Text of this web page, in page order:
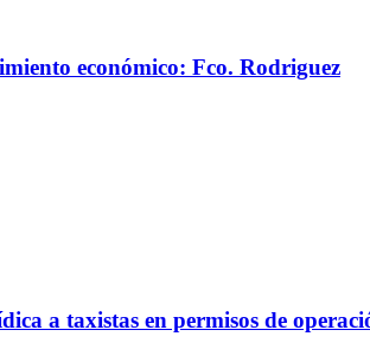
económico: Fco. Rodriguez
a taxistas en permisos de